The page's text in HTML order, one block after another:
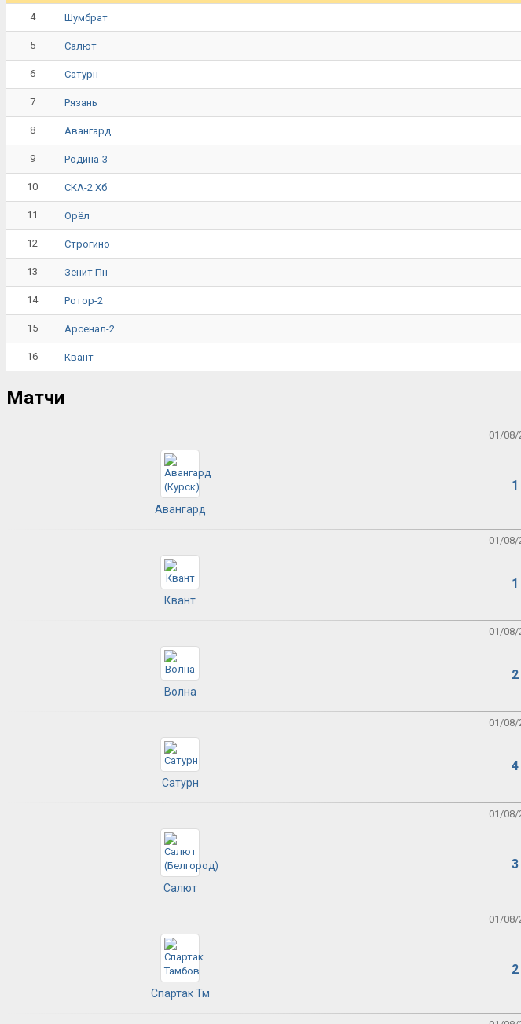
4 Шумбрат
5 Салют
6 Сатурн
7 Рязань
8 Авангард
9 Родина-3
10 СКА-2 Хб
11 Орёл
12 Строгино
13 Зенит Пн
14 Ротор-2
15 Арсенал-2
16 Квант
Матчи
01/08/
Авангард
01/08/
Квант
01/08/
Волна
01/08/
Сатурн
01/08/
Салют
01/08/
Спартак Тм